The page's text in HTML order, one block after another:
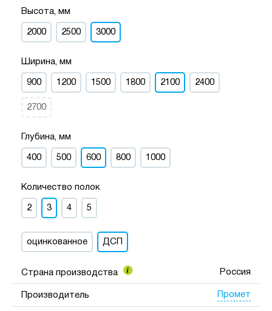
Высота, мм
2000 2500 3000
Ширина, мм
900 1200 1500 1800 2100 2400
2700
Глубина, мм
400 500 600 800 1000
Количество полок
2 3 4 5
оцинкованное ДСП
Страна производства Россия
Производитель Промет